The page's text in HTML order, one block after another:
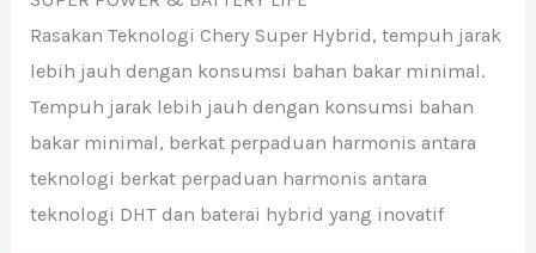
Rasakan Teknologi Chery Super Hybrid, tempuh jarak
lebih jauh dengan konsumsi bahan bakar minimal.
Tempuh jarak lebih jauh dengan konsumsi bahan
bakar minimal, berkat perpaduan harmonis antara
teknologi berkat perpaduan harmonis antara
teknologi DHT dan baterai hybrid yang inovatif